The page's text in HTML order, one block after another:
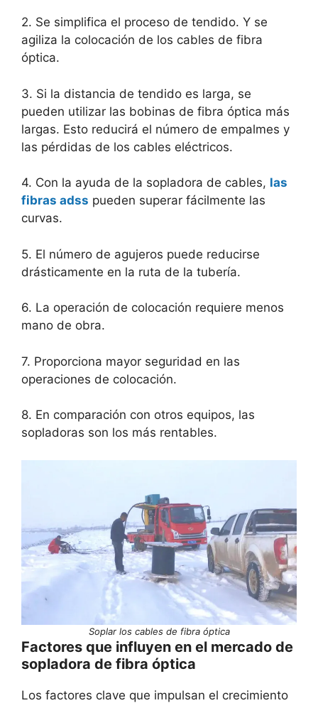
2. Se simplifica el proceso de tendido. Y se
agiliza la colocación de los cables de fibra
óptica.
3. Si la distancia de tendido es larga, se
pueden utilizar las bobinas de fibra óptica más
largas. Esto reducirá el número de empalmes y
las pérdidas de los cables eléctricos.
4. Con la ayuda de la sopladora de cables, las
fibras adss pueden superar fácilmente las
curvas.
5. El número de agujeros puede reducirse
drásticamente en la ruta de la tubería.
6. La operación de colocación requiere menos
mano de obra.
7. Proporciona mayor seguridad en las
operaciones de colocación.
8. En comparación con otros equipos, las
sopladoras son los más rentables.
Soplar los cables de fibra óptica
Factores que influyen en el mercado de
sopladora de fibra óptica
Los factores clave que impulsan el crecimiento